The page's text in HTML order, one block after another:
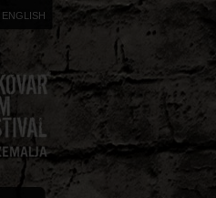
ENGLISH